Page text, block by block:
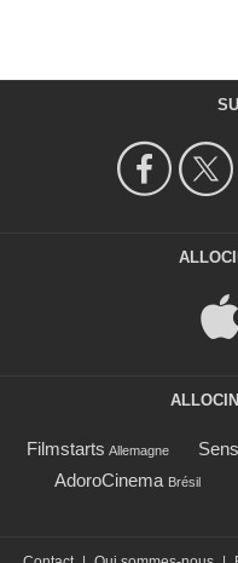
Filmstarts Allemagne
AdoroCinema Brésil